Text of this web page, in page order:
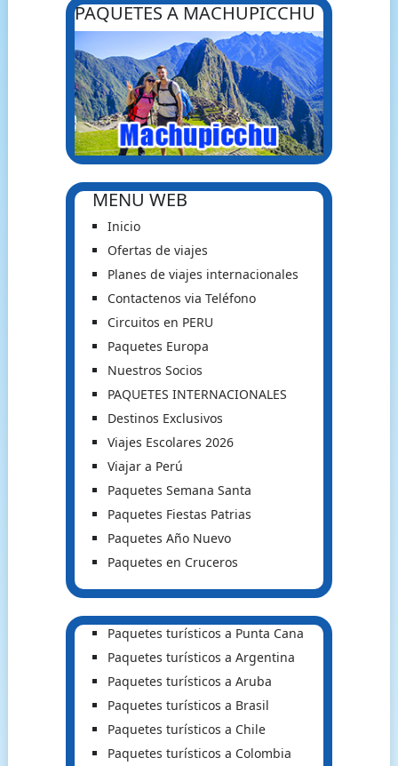
PAQUETES A MACHUPICCHU
MENU WEB
Inicio
Ofertas de viajes
Planes de viajes internacionales
Contactenos via Teléfono
Circuitos en PERU
Paquetes Europa
Nuestros Socios
PAQUETES INTERNACIONALES
Destinos Exclusivos
Viajes Escolares 2026
Viajar a Perú
Paquetes Semana Santa
Paquetes Fiestas Patrias
Paquetes Año Nuevo
Paquetes en Cruceros
Paquetes turísticos a Punta Cana
Paquetes turísticos a Argentina
Paquetes turísticos a Aruba
Paquetes turísticos a Brasil
Paquetes turísticos a Chile
Paquetes turísticos a Colombia